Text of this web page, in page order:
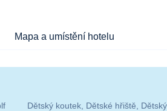
Mapa a umístění hotelu
Dětský koutek, Dětské hřiště,